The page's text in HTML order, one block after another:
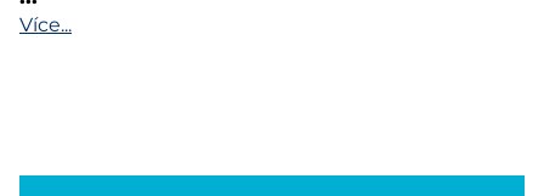
Více...